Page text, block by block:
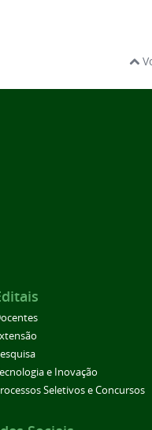
e Inovação
Seletivos e Concursos